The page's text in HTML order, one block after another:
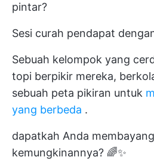
pintar?
Sesi curah pendapat
Sebuah kelompok yang
topi berpikir mereka,
sebuah peta pikiran untuk
yang berbeda .
dapatkah Anda
kemungkinannya? 🌈✨